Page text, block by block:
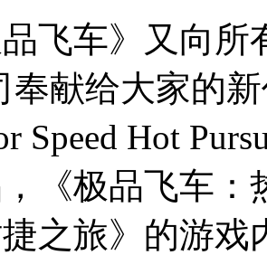
车》又向所
奉献给大家的
Speed Hot
《极品飞车：
之旅》的游戏